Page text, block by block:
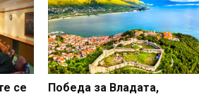
се Победа за Владата,